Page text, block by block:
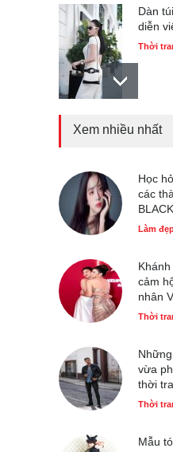
diễn
Mẫu
nữ 40+
Chiếc
hậu
Xem nhiều nhất
Học
các
Làm
cảm
nhân
Thời
vừa
thời
Thời
Mẫu